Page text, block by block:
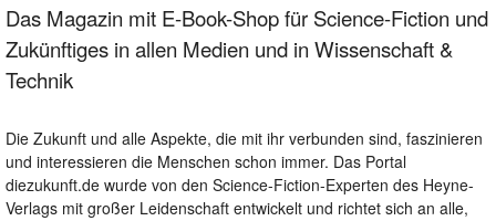
Das Magazin mit E-Book-Shop für Science-Fiction und
Zukünftiges in allen Medien und in Wissenschaft &
Technik
Die Zukunft und alle Aspekte, die mit ihr verbunden sind, faszinieren
und interessieren die Menschen schon immer. Das Portal
diezukunft.de wurde von den Science-Fiction-Experten des Heyne-
Verlags mit großer Leidenschaft entwickelt und richtet sich an alle,